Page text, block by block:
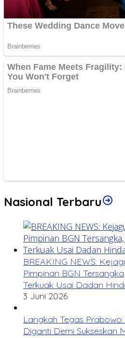
Nasional Terbaru
BREAKING NEWS:
Pimpinan BGN
Terkuak Usai Dadan
3 Juni 2026
Langkah Tegas
Diganti Demi Sukseskan